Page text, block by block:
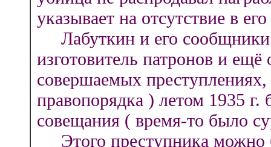
указывает на отсутствие в
Лабуткин и его сообщники
изготовитель патронов и
совершаемых
правопорядка ) летом 1935
совещания ( время-то было
Этого преступника можно